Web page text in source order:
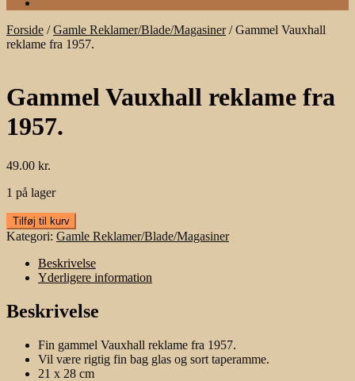
Forside /Gamle Reklamer/Blade/Magasiner/Gammel Vauxhall
reklame fra 1957.
Gammel Vauxhall reklame fra
1957.
49.00 kr.
1 på lager
Gammel
Vauxhall
reklame
1957.
Tilføj til kurv
Kategori: Gamle Reklamer/Blade/Magasiner
Beskrivelse
Yderligere information
Beskrivelse
Fin gammel Vauxhall reklame fra 1957.
Vil være rigtig fin bag glas og sort taperamme.
21 x 28 cm